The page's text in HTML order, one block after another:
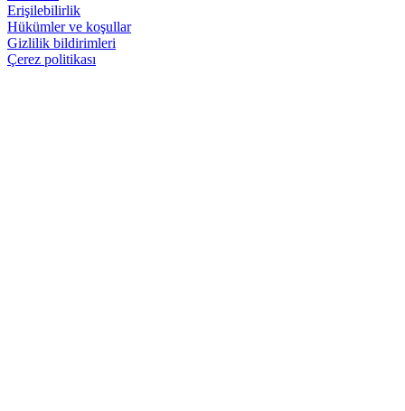
Erişilebilirlik
Hükümler ve koşullar
Gizlilik bildirimleri
Çerez politikası